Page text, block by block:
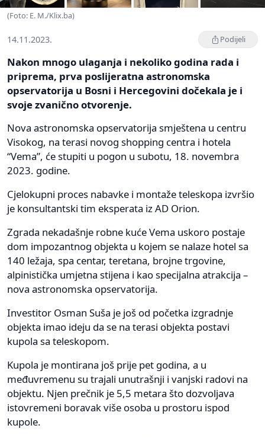
(Foto: E. M./Klix.ba)
14.11.2023. Podijeli
Nakon mnogo ulaganja i nekoliko godina rada i
priprema, prva poslijeratna astronomska
opservatorija u Bosni i Hercegovini dočekala je i
svoje zvanično otvorenje.
Nova astronomska opservatorija smještena u centru
Visokog, na terasi novog shopping centra i hotela
“Vema”, će stupiti u pogon u subotu, 18. novembra
2023. godine.
Cjelokupni proces nabavke i montaže teleskopa izvršio
je konsultantski tim eksperata iz AD Orion.
Zgrada nekadašnje robne kuće Vema uskoro postaje
dom impozantnog objekta u kojem se nalaze hotel sa
140 ležaja, spa centar, teretana, brojne trgovine,
alpinistička umjetna stijena i kao specijalna atrakcija –
nova astronomska opservatorija.
Investitor Osman Suša je još od početka izgradnje
objekta imao ideju da se na terasi objekta postavi
kupola sa teleskopom.
Kupola je montirana još prije pet godina, a u
međuvremenu su trajali unutrašnji i vanjski radovi na
objektu. Njen prečnik je 5,5 metara što dozvoljava
istovremeni boravak više osoba u prostoru ispod
kupole.